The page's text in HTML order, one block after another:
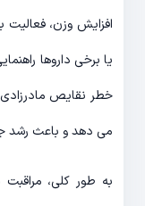
افزایش وزن، فعالیت
یا برخی داروها
خطر نقایص
می دهد و باعث رشد
به طور کلی،